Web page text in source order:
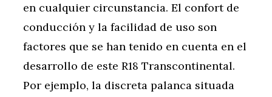
en cualquier circunstancia. El confort de
conducción y la facilidad de uso son
factores que se han tenido en cuenta en el
desarrollo de este R18 Transcontinental.
Por ejemplo, la discreta palanca situada